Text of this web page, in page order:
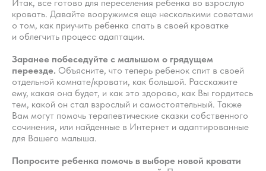
Итак, все готово для переселения ребенка во взрослую
кровать. Давайте вооружимся еще несколькими советами
о том, как приучить ребенка спать в своей кроватке
и облегчить процесс адаптации.
Заранее побеседуйте с малышом о грядущем
переезде. Объясните, что теперь ребенок спит в своей
отдельной комнате/кровати, как большой. Расскажите
ему, какая она будет, и как это здорово, как Вы гордитесь
тем, какой он стал взрослый и самостоятельный. Также
Вам могут помочь терапевтические сказки собственного
сочинения, или найденные в Интернет и адаптированные
для Вашего малыша.
Попросите ребенка помочь в выборе новой кровати
Вход/Регистрация
Дети
Взрослые
Специалисты
Журнал о сне
Практикум
О проекте
Политика
Соглашение
Оферта
Вопросы
Контакты
Благодарности